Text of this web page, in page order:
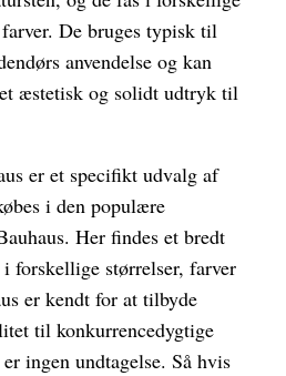
De bruges typisk til
anvendelse og kan
æstetisk og solidt udtryk til
er et specifikt udvalg af
i den populære
Her findes et bredt
forskellige størrelser, farver
er kendt for at tilbyde
til konkurrencedygtige
ingen undtagelse. Så hvis